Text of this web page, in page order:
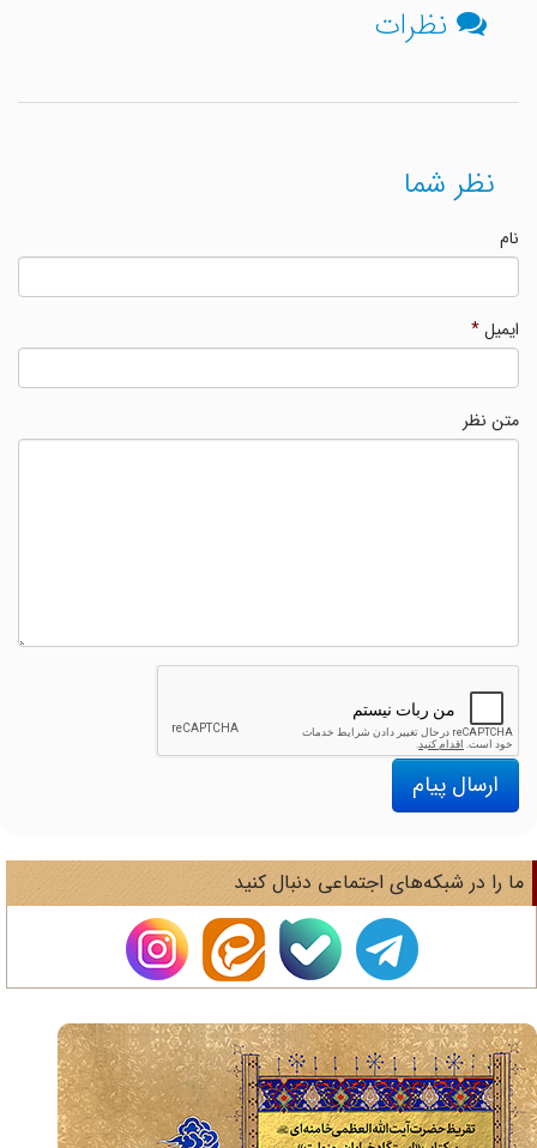
نظرات
نظر شما
ایمیل*
متن نظر
ارسال پیام
را در شبکه‌های اجتماعی دنبال کنید